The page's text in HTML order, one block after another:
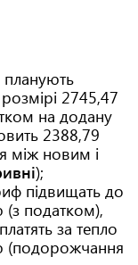
планують
2745,47
на додану
2388,79
між новим і
);
підвищать до
(з податком),
за тепло
(подорожчання